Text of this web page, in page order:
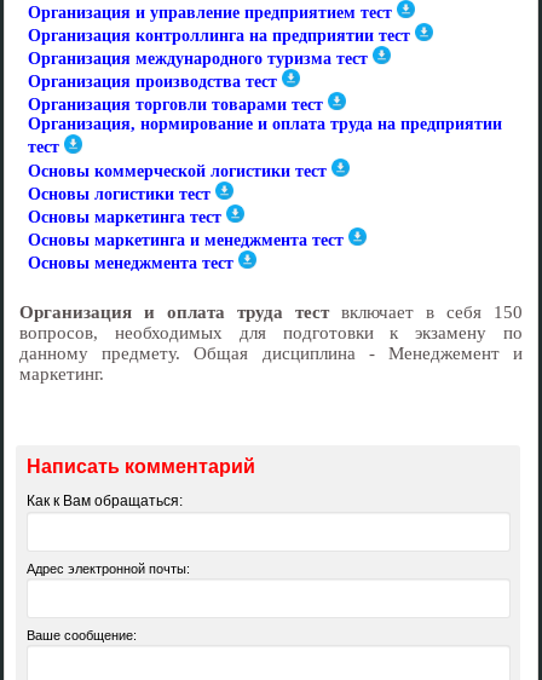
Организация и управление предприятием тест
Организация контроллинга на предприятии тест
Организация международного туризма тест
Организация производства тест
Организация торговли товарами тест
Организация, нормирование и оплата труда на предприятии
тест
Основы коммерческой логистики тест
Основы логистики тест
Основы маркетинга тест
Основы маркетинга и менеджмента тест
Основы менеджмента тест
Организация и оплата труда тествключает в себя 150
вопросов, необходимых для подготовки к экзамену по
данному предмету. Общая дисциплина - Менеджемент и
маркетинг.
Написать комментарий
Как к Вам обращаться:
Адрес электронной почты:
Ваше сообщение: